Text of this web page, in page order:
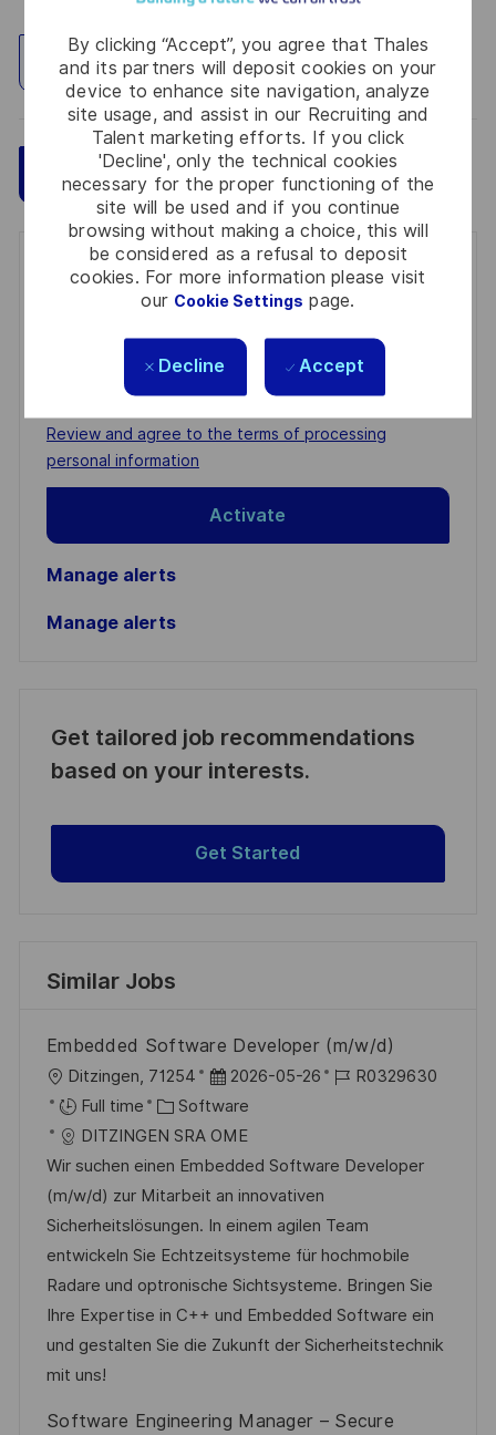
By clicking “Accept”, you agree that Thales
and its partners will deposit cookies on your
device to enhance site navigation, analyze
site usage, and assist in our Recruiting and
Talent marketing efforts. If you click
'Decline', only the technical cookies
necessary for the proper functioning of the
site will be used and if you continue
browsing without making a choice, this will
be considered as a refusal to deposit
cookies. For more information please visit
our Cookie Settings page.
Decline Accept
Explore Location
Apply Now Save
Get notified for similar jobs
address
(Required)
Required
Review and agree to the terms of processing
personal information
Activate
Manage alerts
Manage alerts
Get tailored job recommendations
based on your interests.
Get Started
Similar Jobs
Embedded Software Developer (m/w/d)
L
o
c
a
t
i
o
n
Ditzingen, 71254
P
o
s
t
e
d
D
a
t
e
2026-05-26
J
I
R0329630
Full time
C
a
t
e
g
o
r
y
Software
DITZINGEN SRA OME
Wir suchen einen Embedded Software Developer
(m/w/d) zur Mitarbeit an innovativen
Sicherheitslösungen. In einem agilen Team
entwickeln Sie Echtzeitsysteme für hochmobile
Radare und optronische Sichtsysteme. Bringen Sie
Ihre Expertise in C++ und Embedded Software ein
und gestalten Sie die Zukunft der Sicherheitstechnik
mit uns!
Software Engineering Manager – Secure